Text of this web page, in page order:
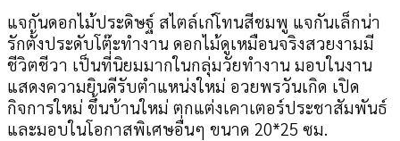
แจกันดอกไม้ประดิษฐ์ สไตล์เก๋โทนสีชมพู แจกันเล็กน่า
รักตั้งประดับโต๊ะทำงาน ดอกไม้ดูเหมือนจริงสวยงามมี
ชีวิตชีวา เป็นที่นิยมมากในกลุ่มวัยทำงาน มอบในงาน
แสดงความยินดีรับตำแหน่งใหม่ อวยพรวันเกิด เปิด
กิจการใหม่ ขึ้นบ้านใหม่ ตกแต่งเคาเตอร์ประชาสัมพันธ์
และมอบในโอกาสพิเศษอื่นๆ ขนาด 20*25 ซม.